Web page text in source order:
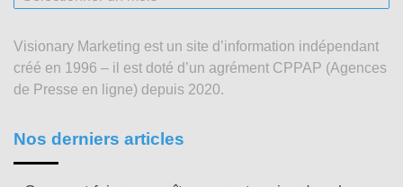
articles
2003
Visionary Marketing est un site d’information indépendant
créé en 1996 – il est doté d’un agrément CPPAP (Agences
de Presse en ligne) depuis 2020.
Nos derniers articles